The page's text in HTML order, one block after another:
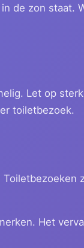
de zon staat.
Let op
toiletbezoek.
Het